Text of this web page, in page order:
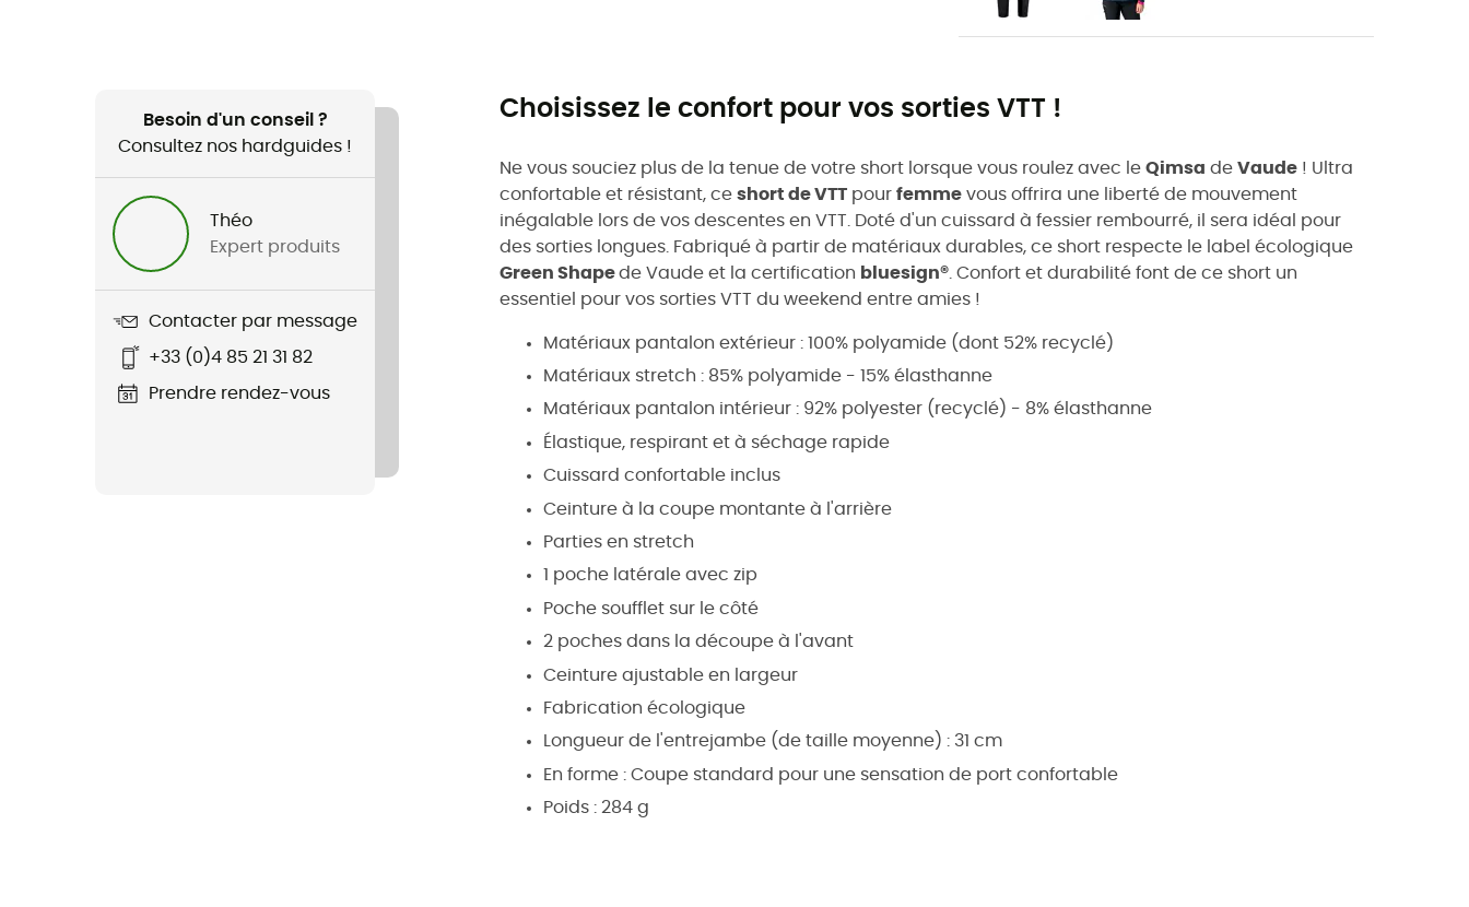
Besoin d'un conseil ?
Consultez nos hardguides !
Théo
Expert produits
Contacter par message
+33 (0)4 85 21 31 82
Prendre rendez-vous
Choisissez le confort pour vos sorties VTT !
Ne vous souciez plus de la tenue de votre short lorsque vous roulez avec le Qimsa de Vaude ! Ultra
confortable et résistant, ce short de VTT pour femme vous offrira une liberté de mouvement
inégalable lors de vos descentes en VTT. Doté d'un cuissard à fessier rembourré, il sera idéal pour
des sorties longues. Fabriqué à partir de matériaux durables, ce short respecte le label écologique
Green Shapede Vaude et la certification bluesign® . Confort et durabilité font de ce short un
essentiel pour vos sorties VTT du weekend entre amies !
Matériaux pantalon extérieur : 100% polyamide (dont 52% recyclé)
Matériaux stretch : 85% polyamide - 15% élasthanne
Matériaux pantalon intérieur : 92% polyester (recyclé) - 8% élasthanne
Élastique, respirant et à séchage rapide
Cuissard confortable inclus
Ceinture à la coupe montante à l'arrière
Parties en stretch
1 poche latérale avec zip
Poche soufflet sur le côté
2 poches dans la découpe à l'avant
Ceinture ajustable en largeur
Fabrication écologique
Longueur de l'entrejambe (de taille moyenne) : 31 cm
En forme : Coupe standard pour une sensation de port confortable
Poids : 284 g